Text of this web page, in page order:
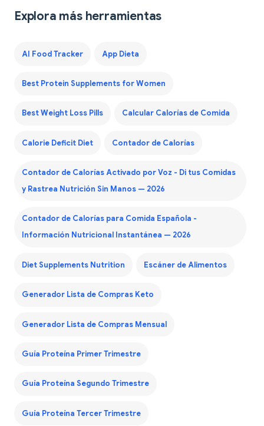
Explora más herramientas
AI Food Tracker App Dieta
Best Protein Supplements for Women
Best Weight Loss Pills Calcular Calorías de Comida
Calorie Deficit Diet Contador de Calorías
Contador de Calorías Activado por Voz - Di tus Comidas
y Rastrea Nutrición Sin Manos — 2026
Contador de Calorías para Comida Española -
Información Nutricional Instantánea — 2026
Diet Supplements Nutrition Escáner de Alimentos
Generador Lista de Compras Keto
Generador Lista de Compras Mensual
Guía Proteína Primer Trimestre
Guía Proteína Segundo Trimestre
Guía Proteína Tercer Trimestre